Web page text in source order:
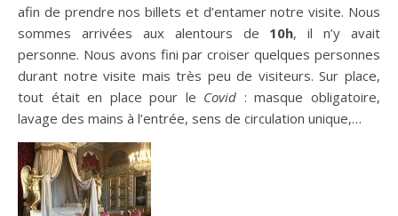
afin de prendre nos billets et d’entamer notre visite. Nous
sommes arrivées aux alentours de 10h, il n’y avait
personne. Nous avons fini par croiser quelques personnes
durant notre visite mais très peu de visiteurs. Sur place,
tout était en place pour le Covid : masque obligatoire,
lavage des mains à l’entrée, sens de circulation unique,…